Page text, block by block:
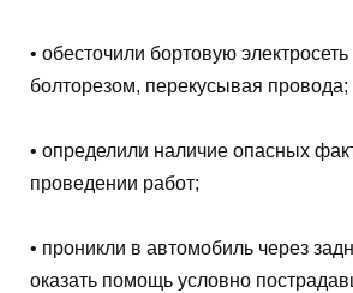
• обесточили бортовую
болторезом, перекусывая провода;
• определили наличие опасных
проведении работ;
• проникли в автомобиль через
оказать помощь условно